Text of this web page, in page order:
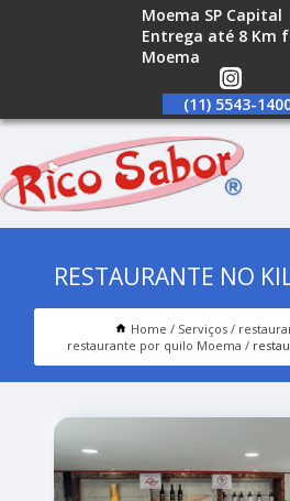
Moema SP Capital
Entrega até 8 Km
Moema
(11) 5543-
RESTAURANTE NO
Home Serviços
restaurante por quilo Moema